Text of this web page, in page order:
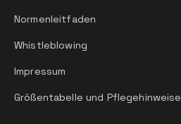
Normenleitfaden
Whistleblowing
Impressum
Größentabelle und Pflegehinweise